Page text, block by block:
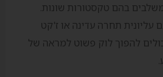
בהם טקסטורות שונות.
תחרה עדינה או ז'קט
להפוך לוק פשוט למראה של